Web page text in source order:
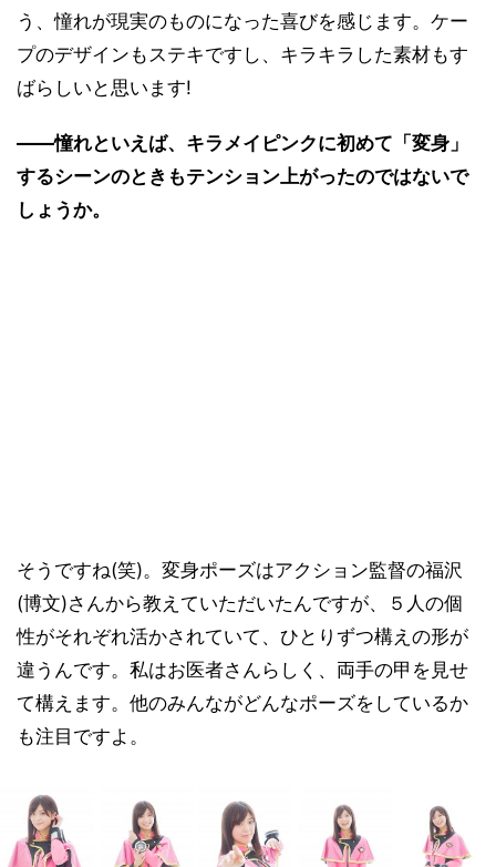
う、憧れが現実のものになった喜びを感じます。ケー
プのデザインもステキですし、キラキラした素材もす
ばらしいと思います!
――憧れといえば、キラメイピンクに初めて「変身」
するシーンのときもテンション上がったのではないで
しょうか。
そうですね(笑)。変身ポーズはアクション監督の福沢
(博文)さんから教えていただいたんですが、５人の個
性がそれぞれ活かされていて、ひとりずつ構えの形が
違うんです。私はお医者さんらしく、両手の甲を見せ
て構えます。他のみんながどんなポーズをしているか
も注目ですよ。